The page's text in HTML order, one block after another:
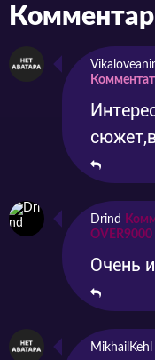
Drind
OVER9000
Очень
MikhailKehl